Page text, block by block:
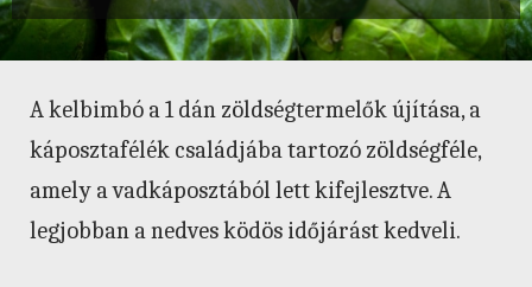
A kelbimbó a 1 dán zöldségtermelők újítása, a
káposztafélék családjába tartozó zöldségféle,
amely a vadkáposztából lett kifejlesztve. A
legjobban a nedves ködös időjárást kedveli.